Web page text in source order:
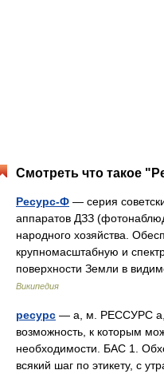
Смотреть что такое
Ресурс-Ф — серия
аппаратов ДЗЗ
народного хозяйства.
крупномасштабную и
поверхности Земли в
Википедия
ресурс — а, м. РЕССУРС а,
возможность, к которым
необходимости. БАС 1.
всякий шаг по этикету, с